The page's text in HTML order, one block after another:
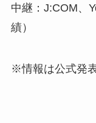
中継：J:COM、
績）
※情報は公式発